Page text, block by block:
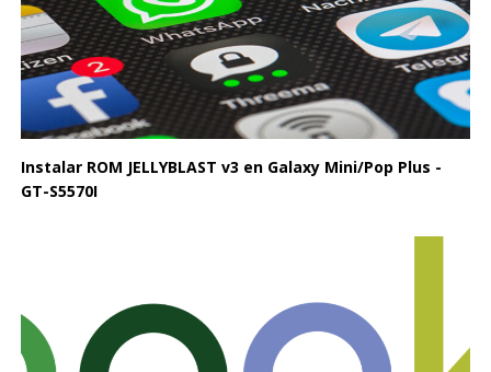
Instalar ROM JELLYBLAST v3 en Galaxy Mini/Pop Plus -
GT-S5570I